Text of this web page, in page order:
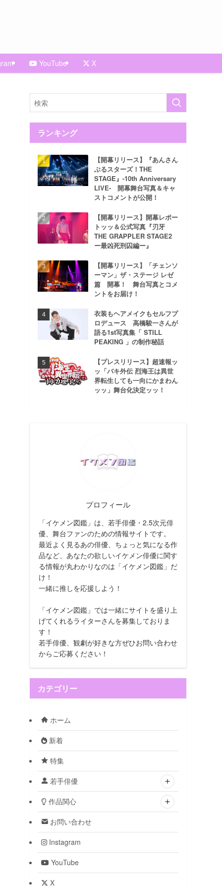
YouTube X
ランキング
【開幕リリース】『あんさん
ぶるスターズ！THE
STAGE』-10th Anniversary
LIVE- 開幕舞台写真＆キャ
ストコメントが公開！
【開幕リリース】開幕レポー
トッッ＆公式写真『刃牙
THE GRAPPLER STAGE2
ー最凶死刑囚編ー』
【開幕リリース】「チェンソ
ーマン」ザ・ステージ レゼ
篇 開幕！ 舞台写真とコメ
ントをお届け！
衣装もヘアメイクもセルフプ
ロデュース 高橋駿一さんが
語る1st写真集「 STILL
PEAKING 」の制作秘話
【プレスリリース】超速報ッ
ッ「バキ外伝 烈海王は異世
界転生しても一向にかまわん
ッッ」舞台化決定ッッ！
プロフィール
「イケメン図鑑」は、若手俳優・2.5次元俳
優、舞台ファンのための情報サイトです。
最近よく見るあの俳優、ちょっと気になる作
品など、あなたの欲しいイケメン俳優に関す
る情報が丸わかりなのは「イケメン図鑑」だ
け！
一緒に推しを応援しよう！
「イケメン図鑑」では一緒にサイトを盛り上
げてくれるライターさんを募集しておりま
す！
若手俳優、観劇が好きな方ぜひお問い合わせ
からご応募ください！
カテゴリー
ホーム
新着
特集
若手俳優
作品関心
お問い合わせ
Instagram
YouTube
X